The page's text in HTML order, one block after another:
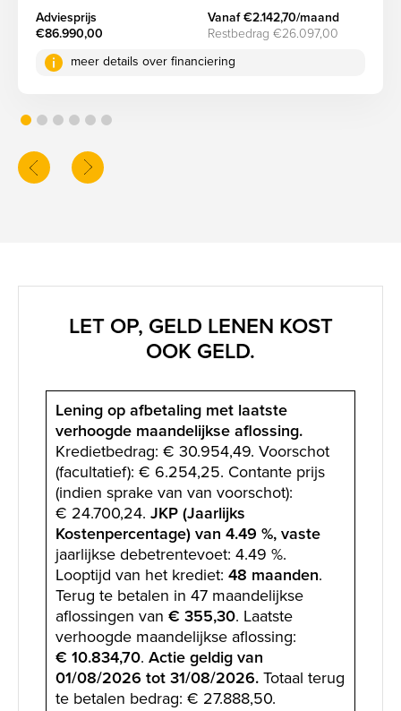
Adviesprijs
€86.990,00
Vanaf €2.142,70/maand
Restbedrag €26.097,00
meer details over financiering
screenreader.slider previous
screenreader.slider next
LET OP, GELD LENEN KOST
OOK GELD.
Lening op afbetaling met laatste
verhoogde maandelijkse aflossing.
Kredietbedrag: € 30.954,49. Voorschot
(facultatief): € 6.254,25. Contante prijs
(indien sprake van van voorschot):
€ 24.700,24. JKP (Jaarlijks
Kostenpercentage) van 4.49 %, vaste
jaarlijkse debetrentevoet: 4.49 %.
Looptijd van het krediet: 48 maanden.
Terug te betalen in 47 maandelijkse
aflossingen van € 355,30. Laatste
verhoogde maandelijkse aflossing:
€ 10.834,70. Actie geldig van
01/08/2026 tot 31/08/2026.Totaal terug
te betalen bedrag: € 27.888,50.